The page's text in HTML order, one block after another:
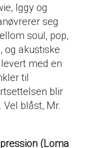
Iggy og
seg
soul, pop,
og akustiske
med en
til
blir
blåst, Mr.
(Loma